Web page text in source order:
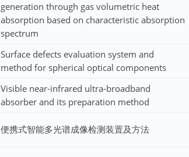
generation through gas volumetric heat
absorption based on characteristic absorption
spectrum
Surface defects evaluation system and
method for spherical optical components
Visible near-infrared ultra-broadband
absorber and its preparation method
便携式智能多光谱成像检测装置及方法